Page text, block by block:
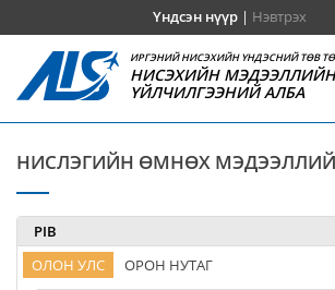
Үндсэн нүүр| Нэвтрэх
ИРГЭНИЙ НИСЭХИЙН ҮНДЭСНИЙ ТӨВ
НИСЭХИЙН
ҮЙЛЧИЛГЭЭНИЙ АЛБА
НИСЛЭГИЙН ӨМНӨХ
PIB
ОЛОН УЛС
ОРОН НУТАГ